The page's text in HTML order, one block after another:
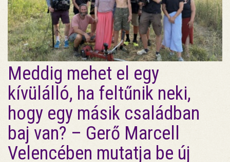
Meddig mehet el egy
kívülálló, ha feltűnik neki,
hogy egy másik családban
baj van? – Gerő Marcell
Velencében mutatja be új